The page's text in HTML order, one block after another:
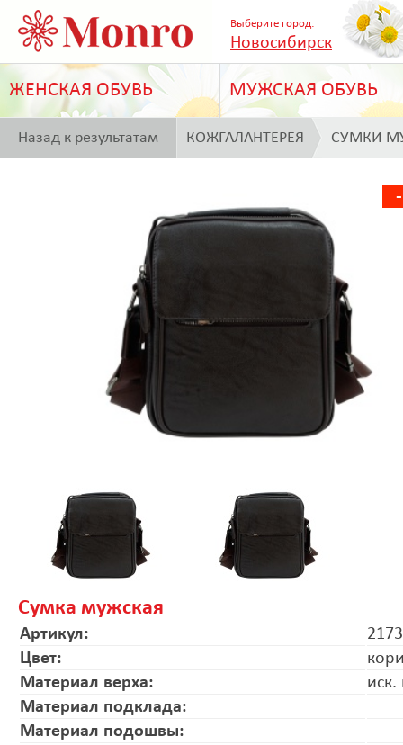
Выберите город:
Новосибирск
ЖЕНСКАЯ ОБУВЬ МУЖСКАЯ ОБУВЬ
Назад к результатам КОЖГАЛАНТЕРЕЯ СУМКИ
Сумка мужская
Артикул:
Цвет:
Материал верха:
Материал подклада:
Материал подошвы: